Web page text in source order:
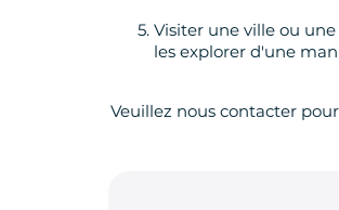
Visiter une ville ou
les explorer d'une
Veuillez nous contacter